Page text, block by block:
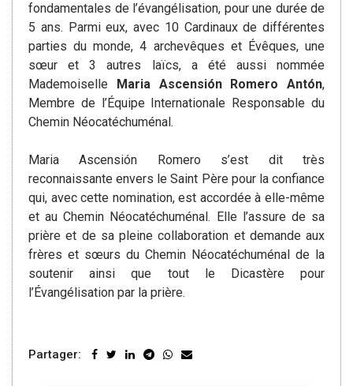
fondamentales de l’évangélisation, pour une durée de
5 ans. Parmi eux, avec 10 Cardinaux de différentes
parties du monde, 4 archevêques et Évêques, une
sœur et 3 autres laïcs, a été aussi nommée
Mademoiselle Maria Ascensión Romero Antón,
Membre de l’Équipe Internationale Responsable du
Chemin Néocatéchuménal.
Maria Ascensión Romero s’est dit très
reconnaissante envers le Saint Père pour la confiance
qui, avec cette nomination, est accordée à elle-même
et au Chemin Néocatéchuménal. Elle l’assure de sa
prière et de sa pleine collaboration et demande aux
frères et sœurs du Chemin Néocatéchuménal de la
soutenir ainsi que tout le Dicastère pour
l’Évangélisation par la prière.
Partager: